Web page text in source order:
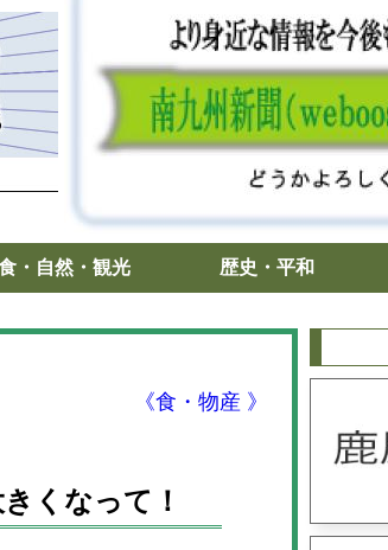
・自然・観光 歴史・平和
《食・物産 》
くなって！